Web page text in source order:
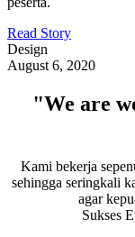
Read Story
Design
August 6, 2020
"We are
Kami bekerja
sehingga seringkali
agar
Sukses